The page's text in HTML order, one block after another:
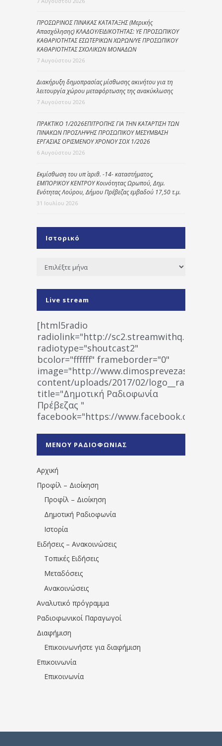
ΠΡΟΣΩΡΙΝΟΣ ΠΙΝΑΚΑΣ ΚΑΤΑΤΑΞΗΣ (Μερικής
Απασχόλησης) ΚΛΑΔΟΥ/ΕΙΔΙΚΟΤΗΤΑΣ: ΥΕ ΠΡΟΣΩΠΙΚΟΥ
ΚΑΘΑΡΙΟΤΗΤΑΣ ΕΣΩΤΕΡΙΚΩΝ ΧΩΡΩΝ/ΥΕ ΠΡΟΣΩΠΙΚΟΥ
ΚΑΘΑΡΙΟΤΗΤΑΣ ΣΧΟΛΙΚΩΝ ΜΟΝΑΔΩΝ
7 Αυγούστου 2026
Διακήρυξη δημοπρασίας μίσθωσης ακινήτου για τη
λειτουργία χώρου μεταφόρτωσης της ανακύκλωσης
7 Αυγούστου 2026
ΠΡΑΚΤΙΚΟ 1/2026ΕΠΙΤΡΟΠΗΣ ΓΙΑ ΤΗΝ ΚΑΤΑΡΤΙΣΗ ΤΩΝ
ΠΙΝΑΚΩΝ ΠΡΟΣΛΗΨΗΣ ΠΡΟΣΩΠΙΚΟΥ ΜΕΣΥΜΒΑΣΗ
ΕΡΓΑΣΙΑΣ ΟΡΙΣΜΕΝΟΥ ΧΡΟΝΟΥ ΣΟΧ 1/2026
6 Αυγούστου 2026
Εκμίσθωση του υπ΄ αριθ. -14- καταστήματος,
ΕΜΠΟΡΙΚΟΥ ΚΕΝΤΡΟΥ Κοινότητας Ωρωπού, Δημ.
Ενότητας Λούρου, Δήμου Πρέβεζας εμβαδού 17,50 τ.μ.
31 Ιουλίου 2026
Ιστορικό
Ιστορικό
Live stream
[html5radio
radiolink="http://
radiotype="shoutcast2"
bcolor="ffffff" frameborder="0"
image="http://www.dimosprevezas.gr/wp-
content/uploads/2017/02/
title="Δημοτική Ραδιοφωνία
Πρέβεζας "
facebook="https://www.facebook.com/
1531194763766854/" artist="" ]
ΜΕΝΟΥ ΡΑΔΙΟΦΩΝΙΑΣ
Αρχική
Προφίλ – Διοίκηση
Προφίλ – Διοίκηση
Δημοτική Ραδιοφωνία
Ιστορία
Ειδήσεις – Ανακοινώσεις
Τοπικές Ειδήσεις
Μεταδόσεις
Ανακοινώσεις
Αναλυτικό πρόγραμμα
Ραδιοφωνικοί Παραγωγοί
Διαφήμιση
Επικοινωνήστε για διαφήμιση
Επικοινωνία
Επικοινωνία